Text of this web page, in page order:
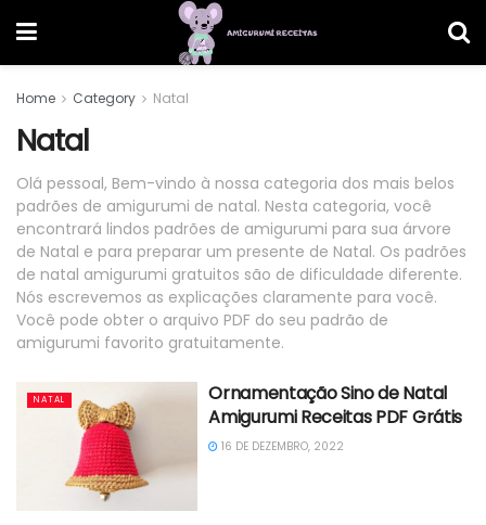
Home Category Natal
Natal
Olá pessoal, Bem-vindo à nossa categoria dos mais belos
padrões de amigurumi de natal. Nesta categoria, você
encontrará lindos padrões de amigurumi para sua árvore
de Natal e para preparar um presente de Natal. Os padrões
de natal amigurumi gratuitos são de dificuldade diferente.
Nós escrevemos as explicações claramente para você.
Você pode obter o arquivo PDF do seu padrão de
amigurumi favorito gratuitamente.
NATAL
Ornamentação Sino de Natal
Amigurumi Receitas PDF Grátis
16 DE DEZEMBRO, 2022